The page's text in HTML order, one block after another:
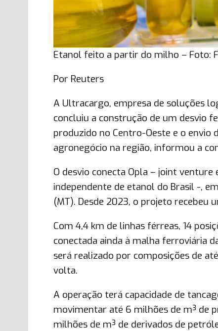
Etanol feito a partir do milho – Foto:
Por Reuters
A Ultracargo, empresa de soluções
concluiu a construção de um desvio
produzido no Centro-Oeste e o envio
agronegócio na região, informou a
O desvio conecta Opla – joint
independente de etanol do Brasil -,
(MT). Desde 2023, o projeto
Com 4,4 km de linhas férreas, 14
conectada ainda à malha ferroviária
será realizado por composições de
volta.
A operação terá capacidade de
movimentar até 6 milhões de m³ de
milhões de m³ de derivados de